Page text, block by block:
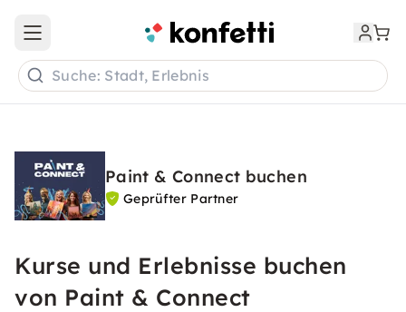
Open main menu
Suche: Stadt, Erlebnis
Paint & Connect buchen
Geprüfter Partner
Kurse und Erlebnisse buchen
von Paint & Connect